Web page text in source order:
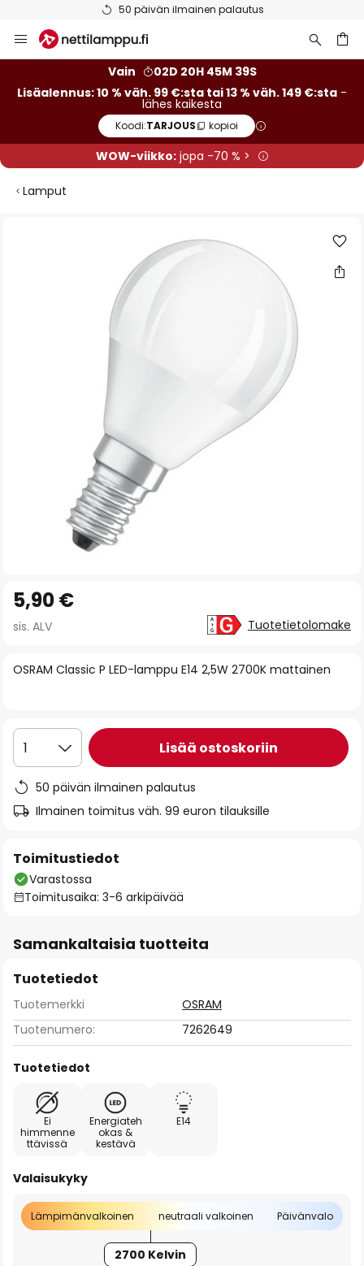
50 päivän ilmainen palautus
to
Vain
02D 20H 45M 39S
Lisäalennus: 10 % väh. 99 €:sta tai 13 % väh. 149 €:sta -
lähes kaikesta
Koodi:TARJOUS kopioi
WOW-viikko:jopa -70 % >
Lamput
to
the
of
gallery
OSRAM Classic P LED-lamppu E14 2,5W 2700K mattainen
5,90 €
sis. ALV Tuotetietolomake
1 Lisää ostoskoriin
50 päivän ilmainen palautus
Ilmainen toimitus väh. 99 euron tilauksille
Toimitustiedot
Varastossa
Toimitusaika: 3-6 arkipäivää
Samankaltaisia tuotteita
Tuotetiedot
Tuotemerkki
OSRAM
Tuotenumero:
7262649
Tuotetiedot
Ei
himmenne
ttävissä
Energiateh
okas &
kestävä
E14
Valaisukyky
Lämpimänvalkoinen neutraali valkoinen Päivänvalo
2700 Kelvin